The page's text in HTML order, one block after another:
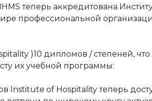
теперь аккредитована
профессиональной
)10 дипломов / степеней, что
их учебной программы:
of Hospitality теперь